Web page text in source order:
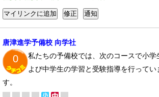
唐津進学予備校 向学社
0
私たちの予備校では、次のコースで小学
よび中学生の学習と受験指導を行ってい
す。